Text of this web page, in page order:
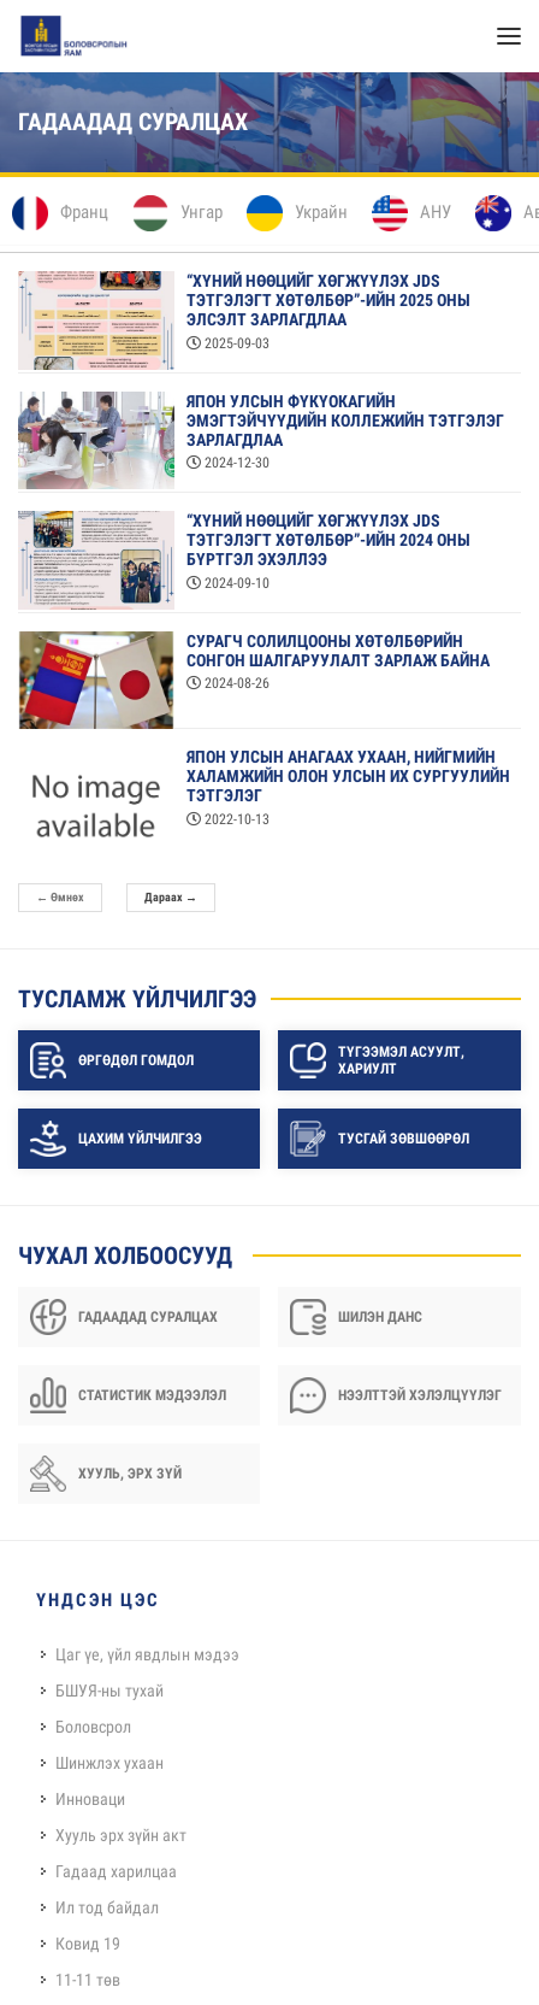
ГАДААДАД СУРАЛЦАХ
Франц Унгар Украйн АНУ
“ХҮНИЙ НӨӨЦИЙГ ХӨГЖҮҮЛЭХ JDS
ТЭТГЭЛЭГТ ХӨТӨЛБӨР”-ИЙН 2025 ОНЫ
ЭЛСЭЛТ ЗАРЛАГДЛАА
2025-09-03
ЯПОН УЛСЫН ФҮКҮОКАГИЙН
ЭМЭГТЭЙЧҮҮДИЙН КОЛЛЕЖИЙН ТЭТГЭЛЭГ
ЗАРЛАГДЛАА
2024-12-30
“ХҮНИЙ НӨӨЦИЙГ ХӨГЖҮҮЛЭХ JDS
ТЭТГЭЛЭГТ ХӨТӨЛБӨР”-ИЙН 2024 ОНЫ
БҮРТГЭЛ ЭХЭЛЛЭЭ
2024-09-10
СУРАГЧ СОЛИЛЦООНЫ ХӨТӨЛБӨРИЙН
СОНГОН ШАЛГАРУУЛАЛТ ЗАРЛАЖ БАЙНА
2024-08-26
ЯПОН УЛСЫН АНАГААХ УХААН, НИЙГМИЙН
ХАЛАМЖИЙН ОЛОН УЛСЫН ИХ СУРГУУЛИЙН
ТЭТГЭЛЭГ
2022-10-13
← Өмнөх Дараах →
ТУСЛАМЖ ҮЙЛЧИЛГЭЭ
ӨРГӨДӨЛ ГОМДОЛ
ТҮГЭЭМЭЛ АСУУЛТ,
ХАРИУЛТ
ЦАХИМ ҮЙЛЧИЛГЭЭ ТУСГАЙ ЗӨВШӨӨРӨЛ
ЧУХАЛ ХОЛБООСУУД
ГАДААДАД СУРАЛЦАХ ШИЛЭН ДАНС
СТАТИСТИК МЭДЭЭЛЭЛ НЭЭЛТТЭЙ ХЭЛЭЛЦҮҮЛЭГ
ХУУЛЬ, ЭРХ ЗҮЙ
ҮНДСЭН ЦЭС
Цаг үе, үйл явдлын мэдээ
БШУЯ-ны тухай
Боловсрол
Шинжлэх ухаан
Инноваци
Хууль эрх зүйн акт
Гадаад харилцаа
Ил тод байдал
Ковид 19
11-11 төв